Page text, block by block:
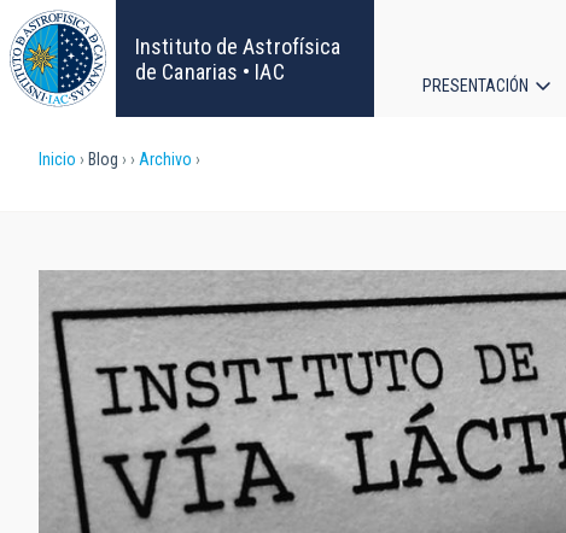
Pasar
al
contenido
principal
Instituto de Astrofísica
de Canarias • IAC
PRESENTACIÓN
Sobrescribir
de
ayuda
a
la
navegación
Inicio Blog Archivo